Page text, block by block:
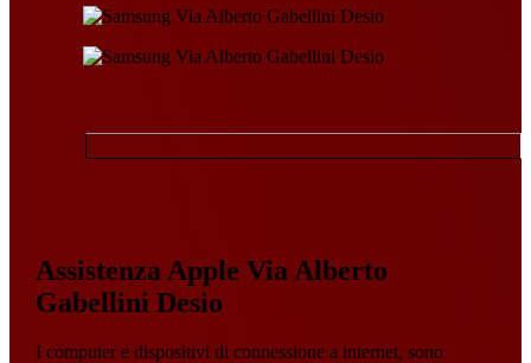
Assistenza Apple Via Alberto
Gabellini Desio
I computer e dispositivi di connessione a internet, sono